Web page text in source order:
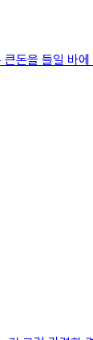
돈을 들일 바